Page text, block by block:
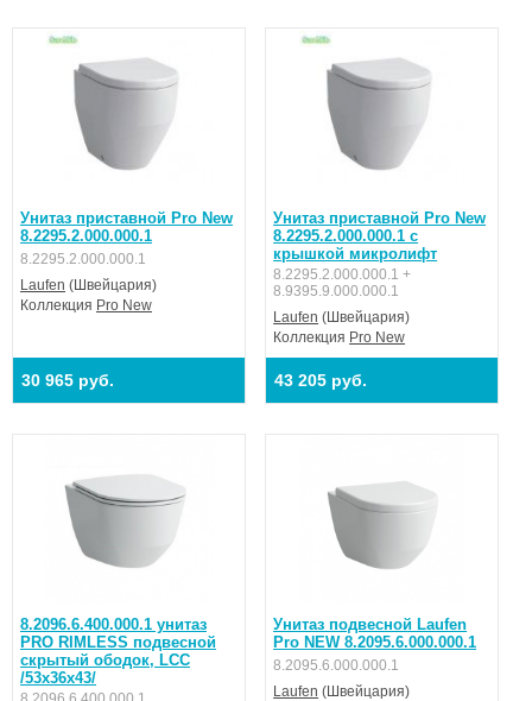
Унитаз приставной Pro New
8.2295.2.000.000.1
8.2295.2.000.000.1
Laufen (Швейцария)
Коллекция Pro New
30 965 руб.
Унитаз приставной Pro New
8.2295.2.000.000.1 с
крышкой микролифт
8.2295.2.000.000.1 +
8.9395.9.000.000.1
Laufen (Швейцария)
Коллекция Pro New
43 205 руб.
8.2096.6.400.000.1 унитаз
PRO RIMLESS подвесной
скрытый ободок, LCC
/53х36х43/
Унитаз подвесной Laufen
Pro NEW 8.2095.6.000.000.1
8.2095.6.000.000.1
Laufen (Швейцария)